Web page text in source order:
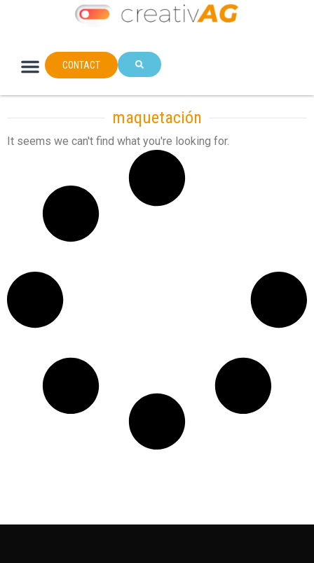
CONTACT
maquetación
It seems we can't find what you're looking for.